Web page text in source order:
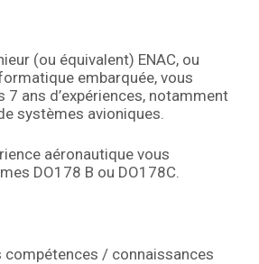
(ou équivalent) ENAC, ou
embarquée, vous
7 ans d’expériences, notamment
systèmes avioniques.
aéronautique vous
DO178 B ou DO178C.
compétences / connaissances